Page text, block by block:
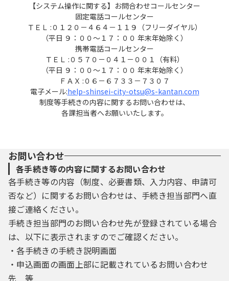
【システム操作に関する】お問合わせコールセンター
固定電話コールセンター
ＴＥＬ :０１２０－４６４－１１９（フリーダイヤル）
（平日 ９：００～１７：００ 年末年始除く）
携帯電話コールセンター
ＴＥＬ :０５７０－０４１－００１（有料）
（平日 ９：００～１７：００ 年末年始除く）
ＦＡＸ :０６－６７３３－７３０７
電子メール:help-shinsei-city-otsu@s-kantan.com
制度等手続きの内容に関するお問い合わせは、
各課担当者へお願いいたします。
お問い合わせ
各手続き等の内容に関するお問い合わせ
各手続き等の内容（制度、必要書類、入力内容、申請可
否など）に関するお問い合わせは、手続き担当部門へ直
接ご連絡ください。
手続き担当部門のお問い合わせ先が登録されている場合
は、以下に表示されますのでご確認ください。
・各手続きの手続き説明画面
・申込画面の画面上部に記載されているお問い合わせ
先 等